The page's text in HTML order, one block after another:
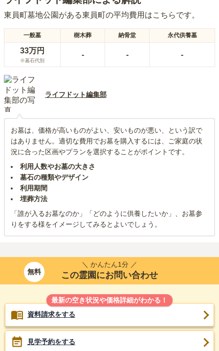
東員町墓地公園 がある東員町の平均費用はこちらです。
一般墓 樹木葬 納骨堂 永代供養墓
33万円
※墓石代別
- - -
ライフドット編集部
お墓は、価格が高いものがよい、安いものが悪い、という訳で
はありません。適切な費用でお墓を購入するには、ご家庭の状
況に合った区画やプランを選択することがポイントです。
利用人数やお墓の大きさ
墓石の種類やデザイン
利用期間
埋葬方法
「誰が入るお墓なのか」「どのように供養したいか」、お墓参
りをする様をイメージしてみるとよいでしょう。
無料
＼ かんたん1分 ／
この霊園にお問い合わせ
最新の空き状況や価格詳細がわかる！
資料請求をする
見学予約をする